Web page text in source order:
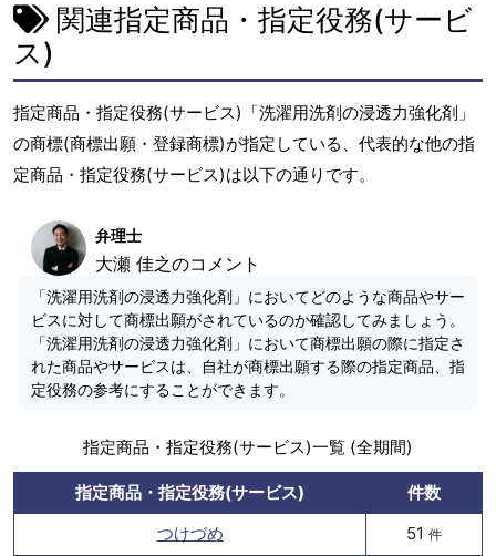
関連指定商品・指定役務(サービ
ス)
指定商品・指定役務(サービス)「洗濯用洗剤の浸透力強化剤」
の商標(商標出願・登録商標)が指定している、代表的な他の指
定商品・指定役務(サービス)は以下の通りです。
弁理士
大瀬 佳之のコメント
「洗濯用洗剤の浸透力強化剤」においてどのような商品やサー
ビスに対して商標出願がされているのか確認してみましょう。
「洗濯用洗剤の浸透力強化剤」において商標出願の際に指定さ
れた商品やサービスは、自社が商標出願する際の指定商品、指
定役務の参考にすることができます。
指定商品・指定役務(サービス)一覧 (全期間)
指定商品・指定役務(サービス)
件数
つけづめ
51 件